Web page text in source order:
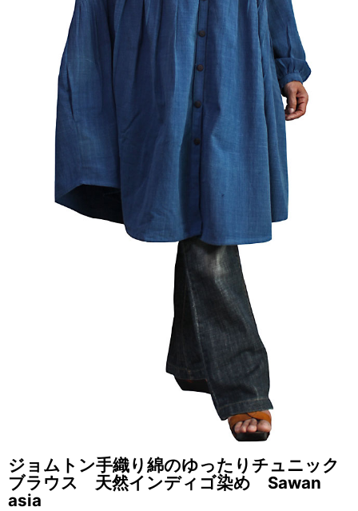
ジョムトン手織り綿のゆったりチュニック
ブラウス 天然インディゴ染め Sawan
asia